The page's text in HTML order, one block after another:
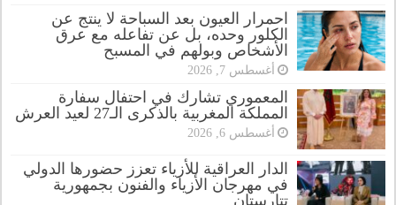
احمرار العيون بعد السباحة لا ينتج عن
الكلور وحده، بل عن تفاعله مع عرق
الأشخاص وبولهم في المسبح
أغسطس 7, 2026
المعموري تشارك في احتفال سفارة
المملكة المغربية بالذكرى الـ27 لعيد العرش
أغسطس 6, 2026
الدار العراقية للأزياء تعزز حضورها الدولي
في مهرجان الأزياء والفنون بجمهورية
تتارستان